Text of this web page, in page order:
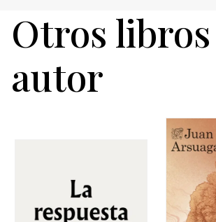
Otros
autor